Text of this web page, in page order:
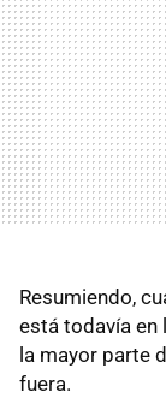
Resumiendo,
está todavía en
la mayor parte
fuera.